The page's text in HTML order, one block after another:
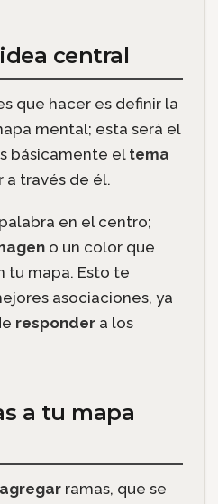
central
que hacer es definir la
mental; esta será el
básicamente el tema
a través de él.
en el centro;
o un color que
tu mapa. Esto te
asociaciones, ya
responder a los
a tu mapa
agregar ramas, que se